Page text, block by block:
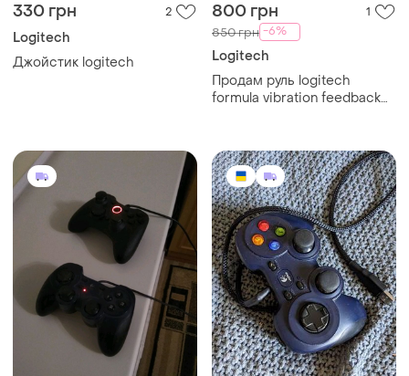
330 грн 2
Logitech
Джойстик logitech
800 грн 1
850 грн -6%
Logitech
Продам руль logitech
formula vibration feedback